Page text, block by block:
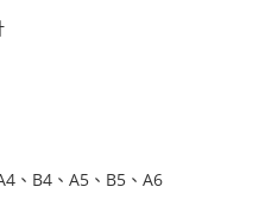
、B4、A5、B5、A6